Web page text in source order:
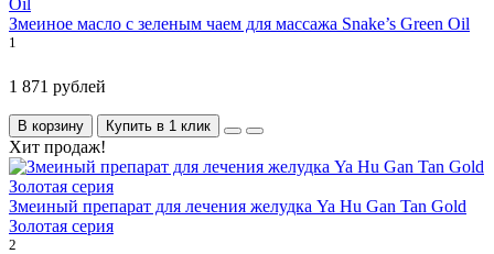
Змеиное масло с зеленым чаем для массажа Snake’s Green Oil
1
1 871 рублей
В корзину Купить в 1 клик
Хит продаж!
Змеиный препарат для лечения желудка Ya Hu Gan Tan Gold
Золотая серия
2